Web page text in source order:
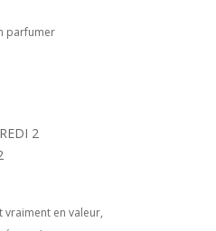
parfumer
2
vraiment en valeur,